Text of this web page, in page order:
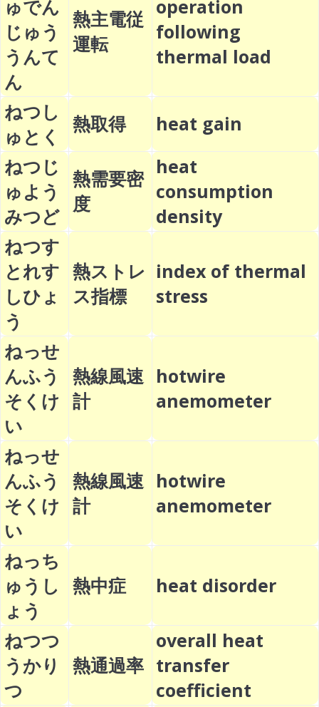
ゅでん
じゅう
うんて
ん
熱主電従
運転
operation
following
thermal load
ねつし
ゅとく
熱取得
heat gain
ねつじ
ゅよう
みつど
熱需要密
度
heat
consumption
density
ねつす
とれす
しひょ
う
熱ストレ
ス指標
index of thermal
stress
ねっせ
んふう
そくけ
い
熱線風速
計
hotwire
anemometer
ねっせ
んふう
そくけ
い
熱線風速
計
hotwire
anemometer
ねっち
ゅうし
ょう
熱中症 heat disorder
ねつつ
うかり
つ
熱通過率
overall heat
transfer
coefficient